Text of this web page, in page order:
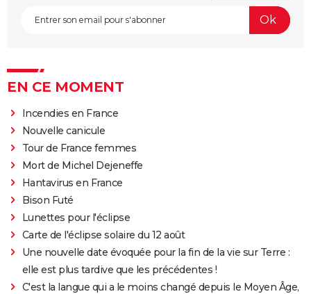
EN CE MOMENT
Incendies en France
Nouvelle canicule
Tour de France femmes
Mort de Michel Dejeneffe
Hantavirus en France
Bison Futé
Lunettes pour l'éclipse
Carte de l'éclipse solaire du 12 août
Une nouvelle date évoquée pour la fin de la vie sur Terre :
elle est plus tardive que les précédentes !
C'est la langue qui a le moins changé depuis le Moyen Âge,